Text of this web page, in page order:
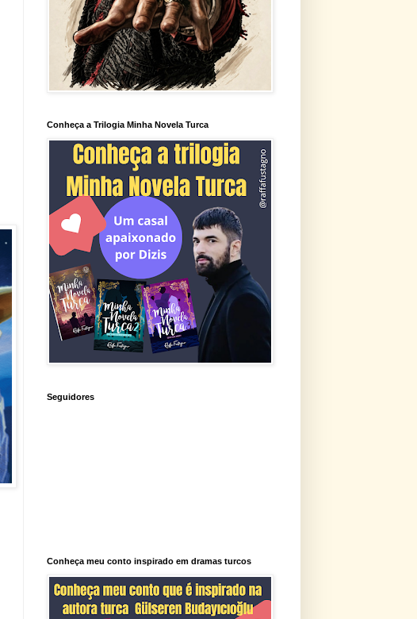
Conheça a Trilogia Minha Novela Turca
Seguidores
Conheça meu conto inspirado em dramas turcos